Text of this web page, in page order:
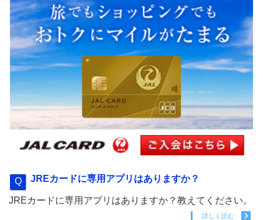
JREカードに専用アプリはありますか？
JREカードに専用アプリはありますか？教えてください。
詳しく読む